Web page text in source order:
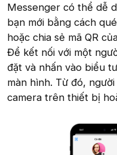
Messenger có thể dễ
bạn mới bằng cách
hoặc chia sẻ mã QR
Để kết nối với một
đặt và nhấn vào biểu
màn hình. Từ đó,
camera trên thiết bị